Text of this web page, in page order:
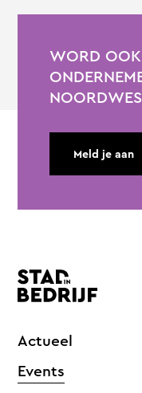
WORD
Meld je aan
Actueel
Events